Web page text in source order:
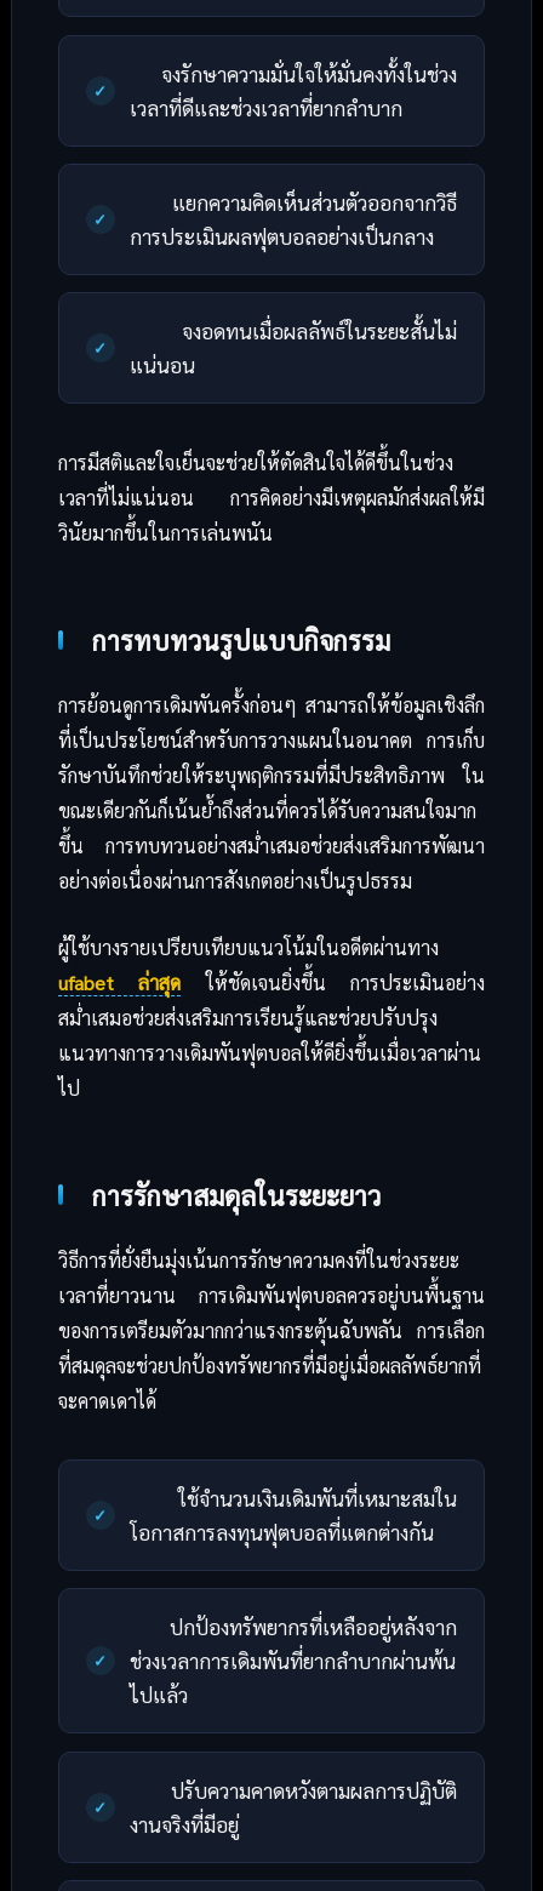
จงรักษาความมั่นใจให้มั่นคงทั้งในช่วง
เวลาที่ดีและช่วงเวลาที่ยากลำบาก
แยกความคิดเห็นส่วนตัวออกจากวิธี
การประเมินผลฟุตบอลอย่างเป็นกลาง
จงอดทนเมื่อผลลัพธ์ในระยะสั้นไม่
แน่นอน
การมีสติและใจเย็นจะช่วยให้ตัดสินใจได้ดีขึ้นในช่วง
เวลาที่ไม่แน่นอน การคิดอย่างมีเหตุผลมักส่งผลให้มี
วินัยมากขึ้นในการเล่นพนัน
การทบทวนรูปแบบกิจกรรม
การย้อนดูการเดิมพันครั้งก่อนๆ สามารถให้ข้อมูลเชิงลึก
ที่เป็นประโยชน์สำหรับการวางแผนในอนาคต การเก็บ
รักษาบันทึกช่วยให้ระบุพฤติกรรมที่มีประสิทธิภาพ ใน
ขณะเดียวกันก็เน้นย้ำถึงส่วนที่ควรได้รับความสนใจมาก
ขึ้น การทบทวนอย่างสม่ำเสมอช่วยส่งเสริมการพัฒนา
อย่างต่อเนื่องผ่านการสังเกตอย่างเป็นรูปธรรม
ผู้ใช้บางรายเปรียบเทียบแนวโน้มในอดีตผ่านทาง
ufabet ล่าสุด ให้ชัดเจนยิ่งขึ้น การประเมินอย่าง
สม่ำเสมอช่วยส่งเสริมการเรียนรู้และช่วยปรับปรุง
แนวทางการวางเดิมพันฟุตบอลให้ดียิ่งขึ้นเมื่อเวลาผ่าน
ไป
การรักษาสมดุลในระยะยาว
วิธีการที่ยั่งยืนมุ่งเน้นการรักษาความคงที่ในช่วงระยะ
เวลาที่ยาวนาน การเดิมพันฟุตบอลควรอยู่บนพื้นฐาน
ของการเตรียมตัวมากกว่าแรงกระตุ้นฉับพลัน การเลือก
ที่สมดุลจะช่วยปกป้องทรัพยากรที่มีอยู่เมื่อผลลัพธ์ยากที่
จะคาดเดาได้
ใช้จำนวนเงินเดิมพันที่เหมาะสมใน
โอกาสการลงทุนฟุตบอลที่แตกต่างกัน
ปกป้องทรัพยากรที่เหลืออยู่หลังจาก
ช่วงเวลาการเดิมพันที่ยากลำบากผ่านพ้น
ไปแล้ว
ปรับความคาดหวังตามผลการปฏิบัติ
งานจริงที่มีอยู่